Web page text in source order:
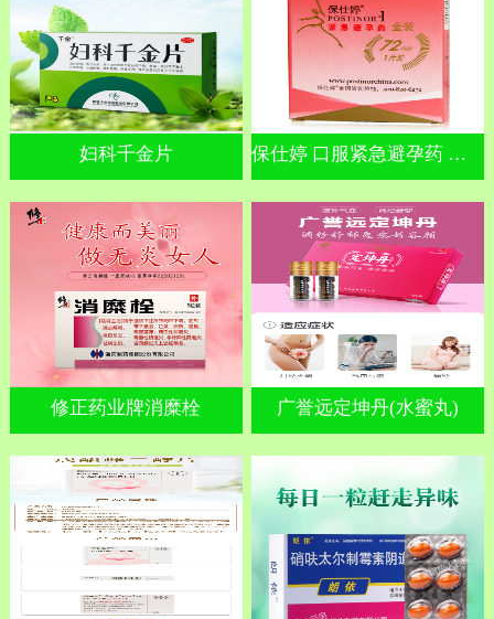
妇科千金片 保仕婷 口服紧急避孕药 左炔诺孕酮片
修正药业牌消糜栓 广誉远定坤丹(水蜜丸)